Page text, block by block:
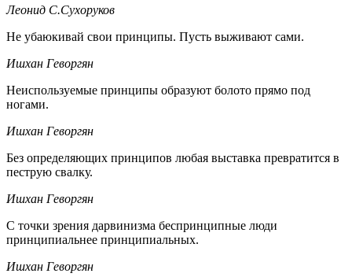
Леонид С.Сухоруков
Не убаюкивай свои принципы. Пусть выживают сами.
Ишхан Геворгян
Неиспользуемые принципы образуют болото прямо под
ногами.
Ишхан Геворгян
Без определяющих принципов любая выставка превратится в
пеструю свалку.
Ишхан Геворгян
С точки зрения дарвинизма беспринципные люди
принципиальнее принципиальных.
Ишхан Геворгян